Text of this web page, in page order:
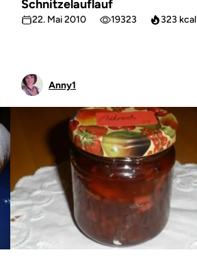
Schnitzelauflauf
22. Mai 2010 19323 323 kcal
Anny1